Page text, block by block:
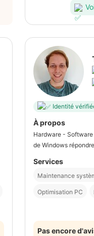
Identité
À propos
Hardware -
de Windows
Services
Maintenance
Optimisation PC
Pas encore